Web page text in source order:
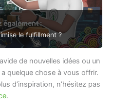
également :
le fulfillment ?
de nouvelles idées ou un
quelque chose à vous offrir.
d’inspiration, n’hésitez pas
.